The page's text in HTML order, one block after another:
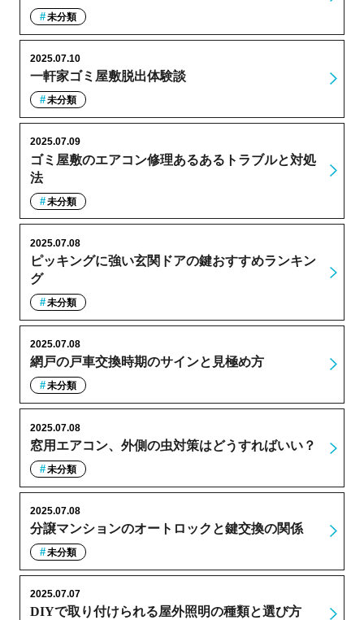
未分類
一軒家ゴミ屋敷脱出体験談
2025.07.10
未分類
ゴミ屋敷のエアコン修理あるあるトラブルと対処
法
2025.07.09
未分類
ピッキングに強い玄関ドアの鍵おすすめランキン
グ
2025.07.08
未分類
網戸の戸車交換時期のサインと見極め方
2025.07.08
未分類
窓用エアコン、外側の虫対策はどうすればいい？
2025.07.08
未分類
分譲マンションのオートロックと鍵交換の関係
2025.07.08
未分類
DIYで取り付けられる屋外照明の種類と選び方
2025.07.07